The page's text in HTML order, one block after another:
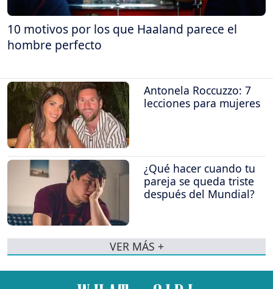
10 motivos por los que Haaland parece el
hombre perfecto
Antonela Roccuzzo: 7
lecciones para mujeres
¿Qué hacer cuando tu
pareja se queda triste
después del Mundial?
VER MÁS +